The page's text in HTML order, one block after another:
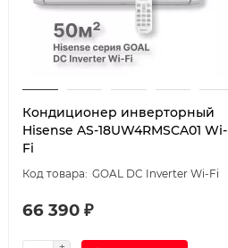
Кондиционер инверторный
Hisense AS-18UW4RMSCA01 Wi-
Fi
GOAL DC Inverter Wi-Fi
66 390 ₽